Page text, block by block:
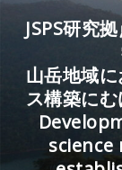
JSPS研究
山岳地域
ス構築に